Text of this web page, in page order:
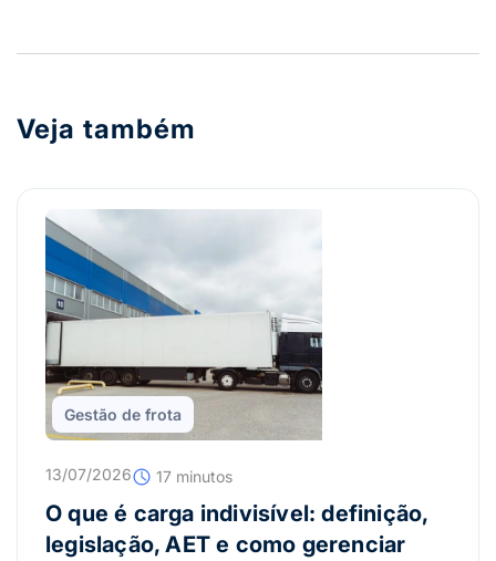
Veja também
Gestão de frota
13/07/2026 17 minutos
O que é carga indivisível: definição,
legislação, AET e como gerenciar